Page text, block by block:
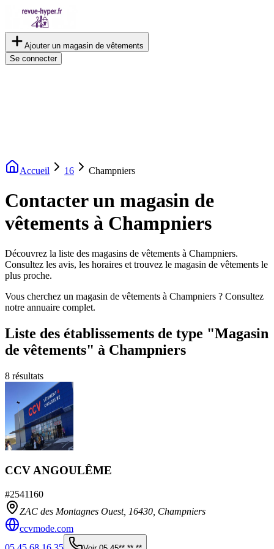
Ajouter un magasin de vêtements
Se connecter
Accueil 16 Champniers
Contacter un magasin de
vêtements à Champniers
Découvrez la liste des magasins de vêtements à Champniers.
Consultez les avis, les horaires et trouvez le magasin de vêtements le
plus proche.
Vous cherchez un magasin de vêtements à Champniers ? Consultez
notre annuaire complet.
Liste des établissements de type "Magasin
de vêtements" à Champniers
8 résultats
CCV ANGOULÊME
#2541160
ZAC des Montagnes Ouest, 16430 Champniers
ccvmode.com